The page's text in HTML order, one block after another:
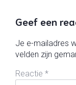
Geef een
Je e-mailadres
velden zijn
Reactie *